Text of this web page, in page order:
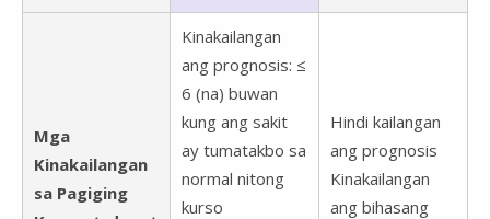
Mga
Kinakailangan
sa Pagiging
Kinakailangan
ang prognosis: ≤
6 (na) buwan
kung ang sakit
ay tumatakbo sa
normal nitong
kurso
Hindi kailangan
ang prognosis
Kinakailangan
ang bihasang